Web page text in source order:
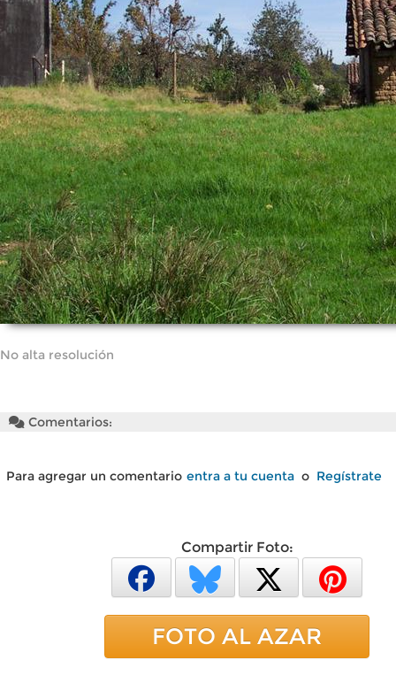
No alta resolución
Comentarios:
Para agregar un comentario entra a tu cuenta o Regístrate
Compartir Foto:
FOTO AL AZAR